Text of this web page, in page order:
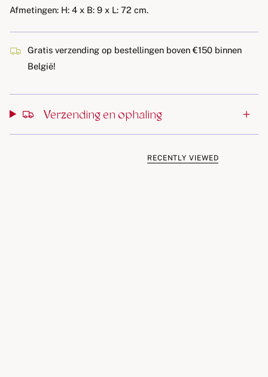
Afmetingen: H: 4 x B: 9 x L: 72 cm.
Gratis verzending op bestellingen boven €150 binnen
België!
Verzending en ophaling
RECENTLY VIEWED